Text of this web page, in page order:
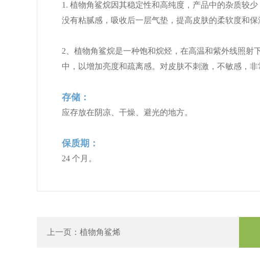
1. 植物角鲨烷因其稳定性和高纯度，产品中的杂质较
没有粘腻感，吸收后一层气垫，提高皮肤的柔软度和保
2、植物角鲨烷是一种饱和烷烃，在高温和紫外线照射
中，以增加亮度和疏离感。对皮肤不刺激，不敏感，
存储：
应存放在阴凉、干燥、避光的地方。
保质期：
24 个月。
上一页： 植物角鲨烯